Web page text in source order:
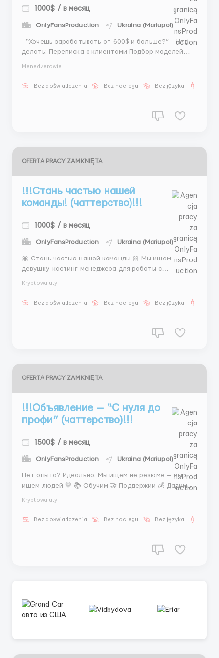
1000$ / в месяц
OnlyFansProduction Ukraina (Mariupol)
делать: Переписка с клиентами Подбор моделей
Организация встреч Консультация и помощь
Telegram: @Dash_wr20 ...
Menedżerowie
Bez doświadczenia Bez noclegu Bez języka
OFERTA PRACY ZAMKNIĘTA
!!!Стань частью нашей
команды! (чаттерство)!!!
1000$ / в месяц
OnlyFansProduction Ukraina (Mariupol)
🎀 Стань частью нашей команды 🎀 Мы ищем
девушку-кастинг менеджера для работы с
условий Мы предлагаем: 💰 доход от 1500$ 📅
Kryptowaluty
Bez doświadczenia Bez noclegu Bez języka
OFERTA PRACY ZAMKNIĘTA
!!!Объявление — “С нуля до
профи” (чаттерство)!!!
1500$ / в месяц
OnlyFansProduction Ukraina (Mariupol)
Нет опыта? Идеально. Мы ищем не резюме — мы
ищем людей 💛 📚 Обучим 🤝 Поддержим 💰 Дадим
Интересно. Перспективно 🌟 @MariaLiHR ...
Kryptowaluty
Bez doświadczenia Bez noclegu Bez języka